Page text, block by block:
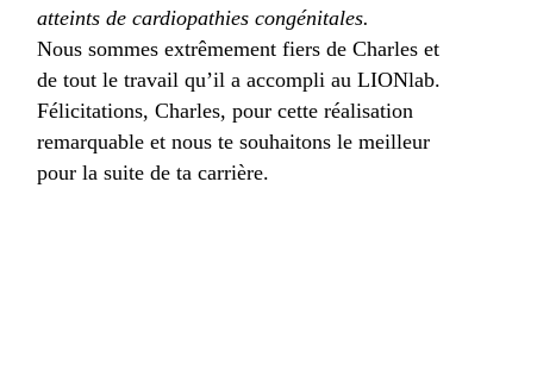
atteints de cardiopathies congénitales.
Nous sommes extrêmement fiers de Charles et
de tout le travail qu’il a accompli au LIONlab.
Félicitations, Charles, pour cette réalisation
remarquable et nous te souhaitons le meilleur
pour la suite de ta carrière.